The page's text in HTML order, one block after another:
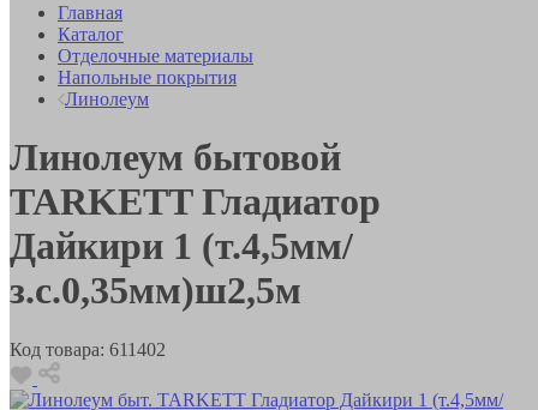
Главная
Каталог
Отделочные материалы
Напольные покрытия
Линолеум
Линолеум бытовой
TARKETT Гладиатор
Дайкири 1 (т.4,5мм/
з.с.0,35мм)ш2,5м
Код товара: 611402